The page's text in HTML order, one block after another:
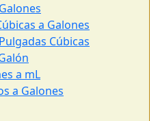
a Galones
Cúbicas
a mL
a Galones